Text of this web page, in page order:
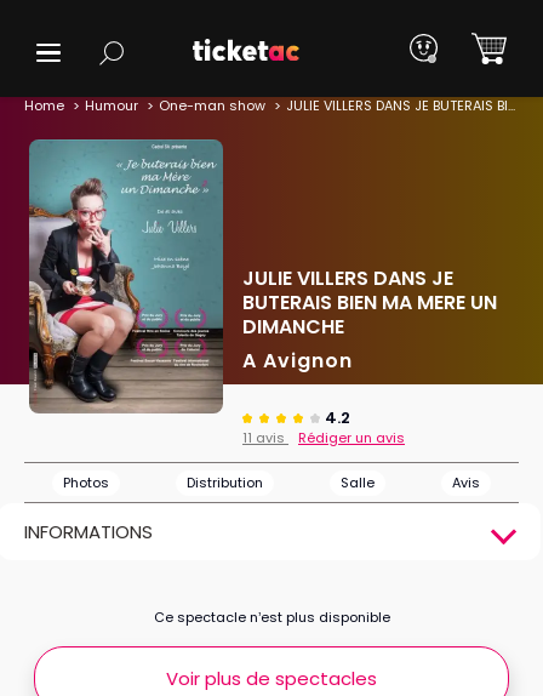
Home Humour One-man show JULIE VILLERS DANS JE BUTERAIS BIEN MA MERE UN DIMANCHE
JULIE VILLERS DANS JE
BUTERAIS BIEN MA MERE UN
DIMANCHE
A Avignon
4.2
11 avis Rédiger un avis
Photos Distribution Salle Avis
INFORMATIONS
Ce spectacle n’est plus disponible
Voir plus de spectacles